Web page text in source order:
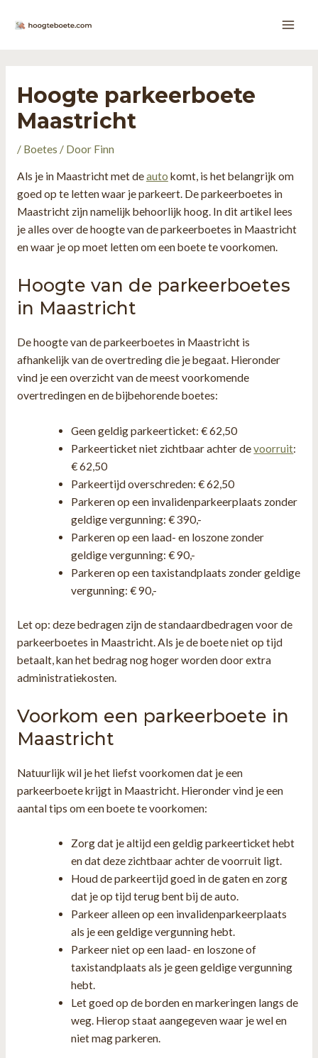
naar
Hoogte parkeerboete
Maastricht
/ Boetes / Door Finn
Als je in Maastricht met deauto komt, is het belangrijk om
goed op te letten waar je parkeert. De parkeerboetes in
Maastricht zijn namelijk behoorlijk hoog. In dit artikel lees
je alles over de hoogte van de parkeerboetes in Maastricht
en waar je op moet letten om een boete te voorkomen.
Hoogte van de parkeerboetes
in Maastricht
De hoogte van de parkeerboetes in Maastricht is
afhankelijk van de overtreding die je begaat. Hieronder
vind je een overzicht van de meest voorkomende
overtredingen en de bijbehorende boetes:
Geen geldig parkeerticket: € 62,50
Parkeerticket niet zichtbaar achter devoorruit:
€ 62,50
Parkeertijd overschreden: € 62,50
Parkeren op een invalidenparkeerplaats zonder
geldige vergunning: € 390,-
Parkeren op een laad- en loszone zonder
geldige vergunning: € 90,-
Parkeren op een taxistandplaats zonder geldige
vergunning: € 90,-
Let op: deze bedragen zijn de standaardbedragen voor de
parkeerboetes in Maastricht. Als je de boete niet op tijd
betaalt, kan het bedrag nog hoger worden door extra
administratiekosten.
Voorkom een parkeerboete in
Maastricht
Natuurlijk wil je het liefst voorkomen dat je een
parkeerboete krijgt in Maastricht. Hieronder vind je een
aantal tips om een boete te voorkomen:
Zorg dat je altijd een geldig parkeerticket hebt
en dat deze zichtbaar achter de voorruit ligt.
Houd de parkeertijd goed in de gaten en zorg
dat je op tijd terug bent bij de auto.
Parkeer alleen op een invalidenparkeerplaats
als je een geldige vergunning hebt.
Parkeer niet op een laad- en loszone of
taxistandplaats als je geen geldige vergunning
hebt.
Let goed op de borden en markeringen langs de
weg. Hierop staat aangegeven waar je wel en
niet mag parkeren.